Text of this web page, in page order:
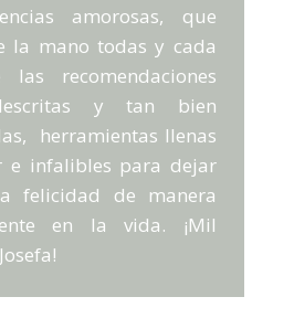
amorosas, que
la mano todas y cada
recomendaciones
y tan bien
herramientas llenas
e infalibles para dejar
felicidad de manera
en la vida. ¡Mil